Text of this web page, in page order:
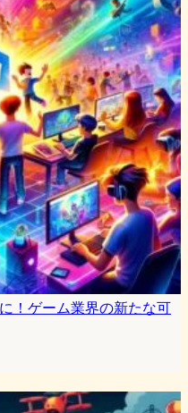
！ゲーム業界の新たな可